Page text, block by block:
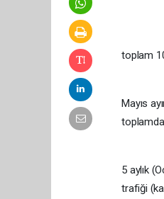
toplam
Mayıs
5 aylık
trafiği